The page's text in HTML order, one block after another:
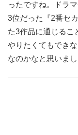
ったですね。ドラ
3位だった『2番セ
た3作品に通じるこ
やりたくてもでき
なのかなと思いまし